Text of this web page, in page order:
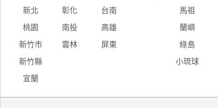
新北 彰化 台南 馬祖
桃園 南投 高雄 蘭嶼
新竹市 雲林 屏東 綠島
新竹縣 小琉球
宜蘭